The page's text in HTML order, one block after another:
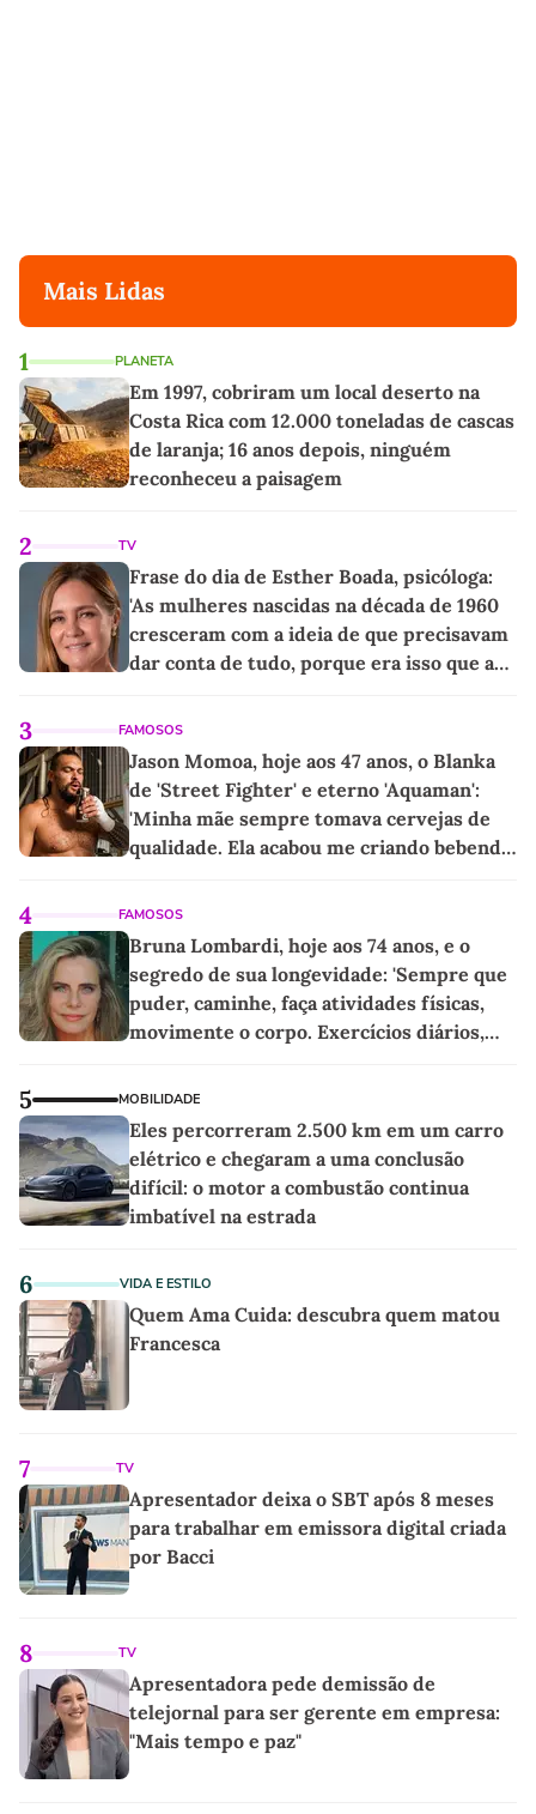
Mais Lidas
1 PLANETA
Em 1997, cobriram um local deserto na
Costa Rica com 12.000 toneladas de cascas
de laranja; 16 anos depois, ninguém
reconheceu a paisagem
2 TV
Frase do dia de Esther Boada, psicóloga:
'As mulheres nascidas na década de 1960
cresceram com a ideia de que precisavam
dar conta de tudo, porque era isso que a
3 FAMOSOS
Jason Momoa, hoje aos 47 anos, o Blanka
de 'Street Fighter' e eterno 'Aquaman':
'Minha mãe sempre tomava cervejas de
qualidade. Ela acabou me criando bebendo
4 FAMOSOS
Bruna Lombardi, hoje aos 74 anos, e o
segredo de sua longevidade: 'Sempre que
puder, caminhe, faça atividades físicas,
movimente o corpo. Exercícios diários,
5 MOBILIDADE
Eles percorreram 2.500 km em um carro
elétrico e chegaram a uma conclusão
difícil: o motor a combustão continua
imbatível na estrada
6 VIDA E ESTILO
Quem Ama Cuida: descubra quem matou
Francesca
7 TV
Apresentador deixa o SBT após 8 meses
para trabalhar em emissora digital criada
por Bacci
8 TV
Apresentadora pede demissão de
telejornal para ser gerente em empresa:
"Mais tempo e paz"